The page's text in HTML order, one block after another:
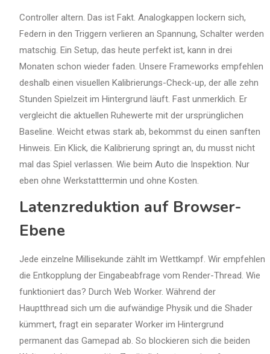
Controller altern. Das ist Fakt. Analogkappen lockern sich,
Federn in den Triggern verlieren an Spannung, Schalter werden
matschig. Ein Setup, das heute perfekt ist, kann in drei
Monaten schon wieder faden. Unsere Frameworks empfehlen
deshalb einen visuellen Kalibrierungs-Check-up, der alle zehn
Stunden Spielzeit im Hintergrund läuft. Fast unmerklich. Er
vergleicht die aktuellen Ruhewerte mit der ursprünglichen
Baseline. Weicht etwas stark ab, bekommst du einen sanften
Hinweis. Ein Klick, die Kalibrierung springt an, du musst nicht
mal das Spiel verlassen. Wie beim Auto die Inspektion. Nur
eben ohne Werkstatttermin und ohne Kosten.
Latenzreduktion auf Browser-
Ebene
Jede einzelne Millisekunde zählt im Wettkampf. Wir empfehlen
die Entkopplung der Eingabeabfrage vom Render-Thread. Wie
funktioniert das? Durch Web Worker. Während der
Hauptthread sich um die aufwändige Physik und die Shader
kümmert, fragt ein separater Worker im Hintergrund
permanent das Gamepad ab. So blockieren sich die beiden